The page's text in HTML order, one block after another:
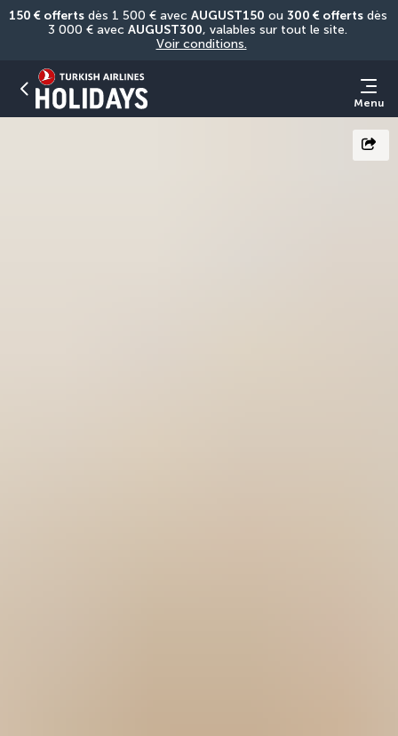
150 € offerts dès 1 500 € avec AUGUST150 ou 300 € offerts dès
3 000 € avec AUGUST300
Voir conditions.
Menu